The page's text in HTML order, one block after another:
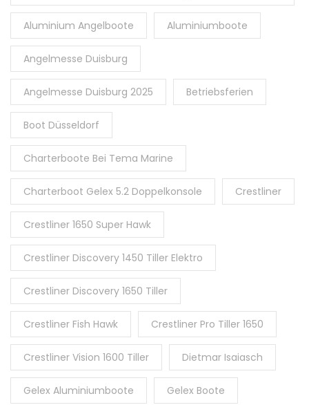
Aluminium Angelboote Aluminiumboote
Angelmesse Duisburg
Angelmesse Duisburg 2025 Betriebsferien
Boot Düsseldorf
Charterboote Bei Tema Marine
Charterboot Gelex 5.2 Doppelkonsole Crestliner
Crestliner 1650 Super Hawk
Crestliner Discovery 1450 Tiller Elektro
Crestliner Discovery 1650 Tiller
Crestliner Fish Hawk Crestliner Pro Tiller 1650
Crestliner Vision 1600 Tiller Dietmar Isaiasch
Gelex Aluminiumboote Gelex Boote